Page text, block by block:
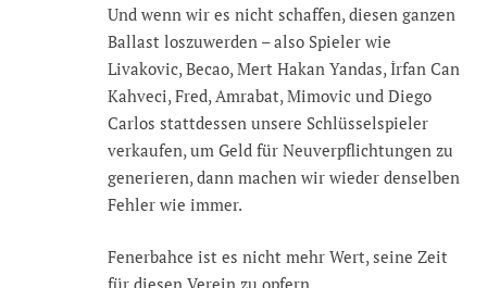
Und wenn wir es nicht schaffen, diesen ganzen
Ballast loszuwerden – also Spieler wie
Livakovic, Becao, Mert Hakan Yandas, İrfan Can
Kahveci, Fred, Amrabat, Mimovic und Diego
Carlos stattdessen unsere Schlüsselspieler
verkaufen, um Geld für Neuverpflichtungen zu
generieren, dann machen wir wieder denselben
Fehler wie immer.
Fenerbahce ist es nicht mehr Wert, seine Zeit
für diesen Verein zu opfern.